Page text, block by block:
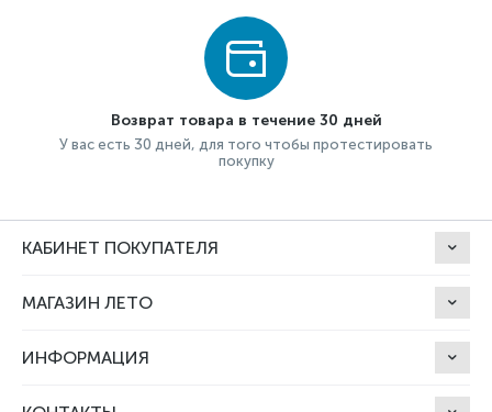
Возврат товара в течение 30 дней
У вас есть 30 дней, для того чтобы протестировать
покупку
КАБИНЕТ ПОКУПАТЕЛЯ
МАГАЗИН ЛЕТО
ИНФОРМАЦИЯ